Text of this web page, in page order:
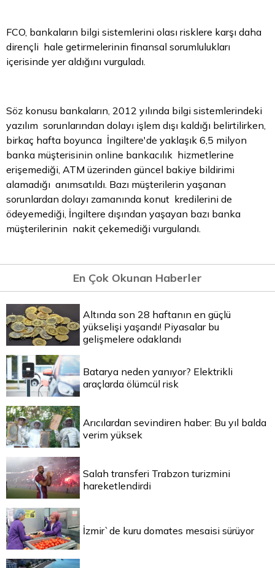
FCO, bankaların bilgi sistemlerini olası risklere karşı daha
dirençli hale getirmelerinin finansal sorumlulukları
içerisinde yer aldığını vurguladı.
Söz konusu bankaların, 2012 yılında bilgi sistemlerindeki
yazılım sorunlarından dolayı işlem dışı kaldığı belirtilirken,
birkaç hafta boyunca İngiltere'de yaklaşık 6,5 milyon
banka müşterisinin online bankacılık hizmetlerine
erişemediği, ATM üzerinden güncel bakiye bildirimi
alamadığı anımsatıldı. Bazı müşterilerin yaşanan
sorunlardan dolayı zamanında konut kredilerini de
ödeyemediği, İngiltere dışından yaşayan bazı banka
müşterilerinin nakit çekemediği vurgulandı.
En Çok Okunan Haberler
Altında son 28 haftanın en güçlü
yükselişi yaşandı! Piyasalar bu
gelişmelere odaklandı
Batarya neden yanıyor? Elektrikli
araçlarda ölümcül risk
Arıcılardan sevindiren haber: Bu yıl balda
verim yüksek
Salah transferi Trabzon turizmini
hareketlendirdi
İzmir`de kuru domates mesaisi sürüyor